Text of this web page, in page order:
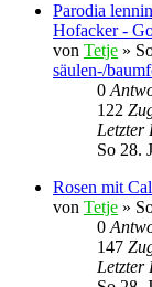
Parodia
Hofacker -
von Tetje »
säulen-/
0
122
Letzter
So 28.
Rosen mit
von Tetje »
0
147
Letzter